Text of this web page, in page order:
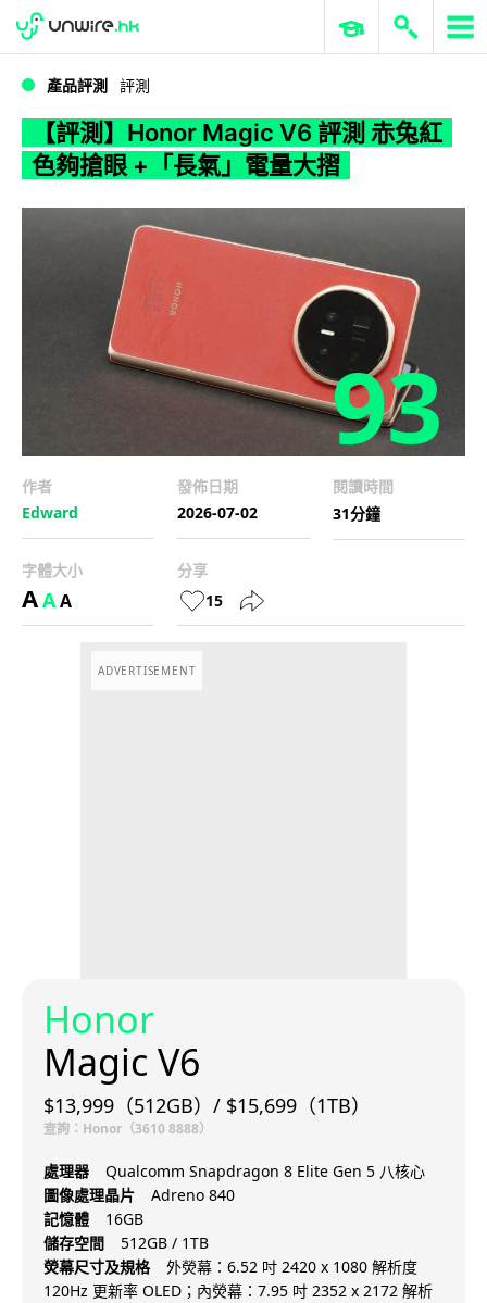
WWDC 2026 ERP 與商業 AI
產品評測 評測
【評測】Honor Magic V6 評測 赤兔紅
色夠搶眼 +「長氣」電量大摺
93
作者
Edward
發佈日期
2026-07-02
閱讀時間
31分鐘
字體大小
AAA
分享
15
ADVERTISEMENT
Honor
Magic V6
$13,999（512GB）/ $15,699（1TB）
查詢：Honor（3610 8888）
處理器
Qualcomm Snapdragon 8 Elite Gen 5 八核心
圖像處理晶片
Adreno 840
記憶體
16GB
儲存空間
512GB / 1TB
熒幕尺寸及規格
外熒幕：6.52 吋 2420 x 1080 解析度
120Hz 更新率 OLED；內熒幕：7.95 吋 2352 x 2172 解析